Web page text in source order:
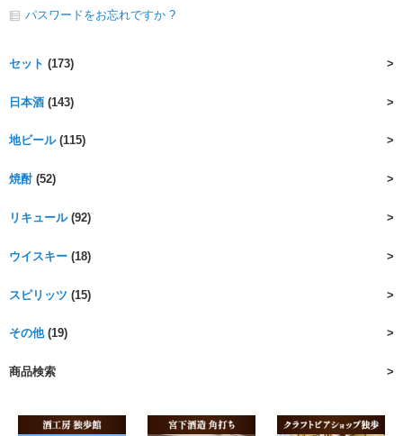
パスワードをお忘れですか ?
セット (173)
日本酒 (143)
地ビール(115)
焼酎(52)
リキュール(92)
ウイスキー (18)
スピリッツ (15)
その他(19)
商品検索